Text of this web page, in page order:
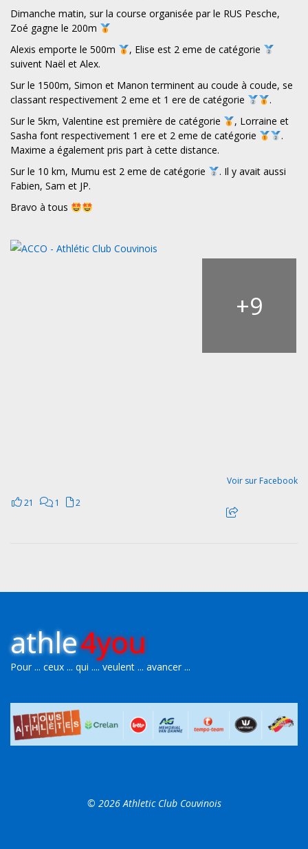
Dimanche matin, sur la course organisée par le RUS Pesche,
Zoé gagne le 200m
Alexis emporte le 500m
, Elise est 2 eme de catégorie
suivent Naël et Alex.
Sur le 1500m, Simon et Manon terminent au coude à coude, se
classant respectivement 2 eme et 1 ere de catégorie
.
Sur le 5km, Valentine est première de catégorie
, Lorraine et
Sasha font respectivement 1 ere et 2 eme de catégorie
.
Maxime a également pris part à cette distance.
Sur le 10 km, Mumu est 2 eme de catégorie
. Il y avait aussi
Fabien, Sam et JP.
Bravo à tous
+9
21 1 2
Voir sur Facebook
athle4you
Pour ... ceux ... qui .... veulent ... avancer ...
© 2026 Athletic Club Couvinois